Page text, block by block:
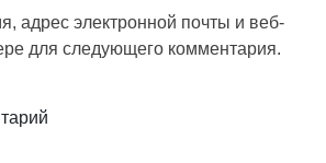
адрес электронной почты и веб-
для следующего комментария.